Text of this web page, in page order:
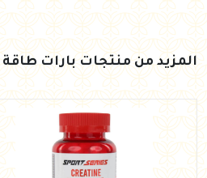
المزيد من منتجات بارات طاقة